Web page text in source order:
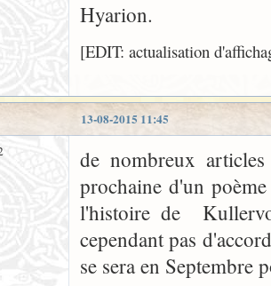
Hyarion.
[EDIT: actualisation
13-08-2015 11:45
de nombreux
prochaine d'un
l'histoire de
cependant pas
se sera en Septembre